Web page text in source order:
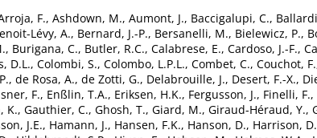
F., Ashdown, M., Aumont, J., Baccigalupi, C.,
Lévy, A., Bernard, J.-P., Bersanelli, M., Bielewicz, P.,
, Burigana, C., Butler, R.C., Calabrese, E., Cardoso, J.-F.,
D.L., Colombi, S., Colombo, L.P.L., Combet, C., Couchot, F.
, de Rosa, A., de Zotti, G., Delabrouille, J., Desert, F.-X.,
F., Enßlin, T.A., Eriksen, H.K., Fergusson, J., Finelli, F.,
K., Gauthier, C., Ghosh, T., Giard, M., Giraud-Héraud, Y.,
J.E., Hamann, J., Hansen, F.K., Hanson, D., Harrison, D.